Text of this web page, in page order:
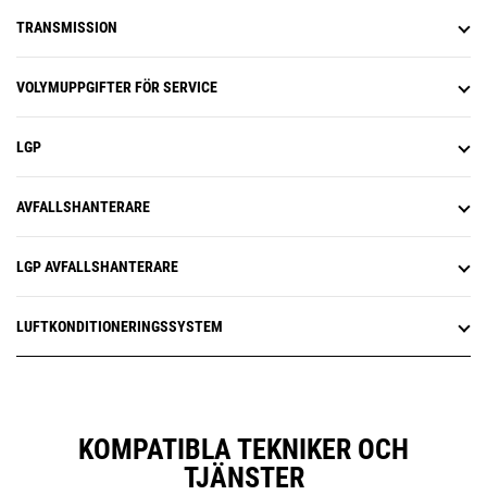
TRANSMISSION
VOLYMUPPGIFTER FÖR SERVICE
LGP
AVFALLSHANTERARE
LGP AVFALLSHANTERARE
LUFTKONDITIONERINGSSYSTEM
KOMPATIBLA TEKNIKER OCH
TJÄNSTER